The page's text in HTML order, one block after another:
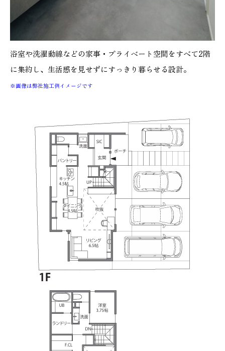
浴室や洗濯動線などの家事・プライベート空間をすべて2階
に集約し、生活感を見せずにすっきり暮らせる設計。
※画像は弊社施工例イメージです